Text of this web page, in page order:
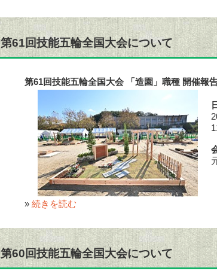
第61回技能五輪全国大会について
第61回技能五輪全国大会 「造園」職種 開催報
» 続きを読む
第60回技能五輪全国大会について